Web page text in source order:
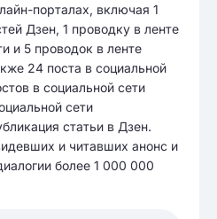
порталах, включая 1
Дзен, 1 проводку в ленте
и 5 проводок в ленте
24 поста в социальной
в социальной сети
сети
статьи в Дзен.
и читавших анонс и
более 1 000 000